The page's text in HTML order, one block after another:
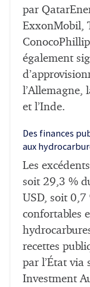
par
ExxonMobil,
également
l’Allemagne,
et l’Inde.
Des finances
aux
Les
soit 29,3 %
USD, soit 0,7
confortables
recettes
par l’État via
Investment